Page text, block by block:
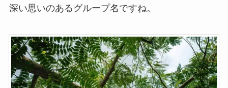
深い思いのあるグループ名ですね。